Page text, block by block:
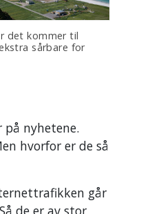
det kommer til
sårbare for
nyhetene.
hvorfor er de så
går